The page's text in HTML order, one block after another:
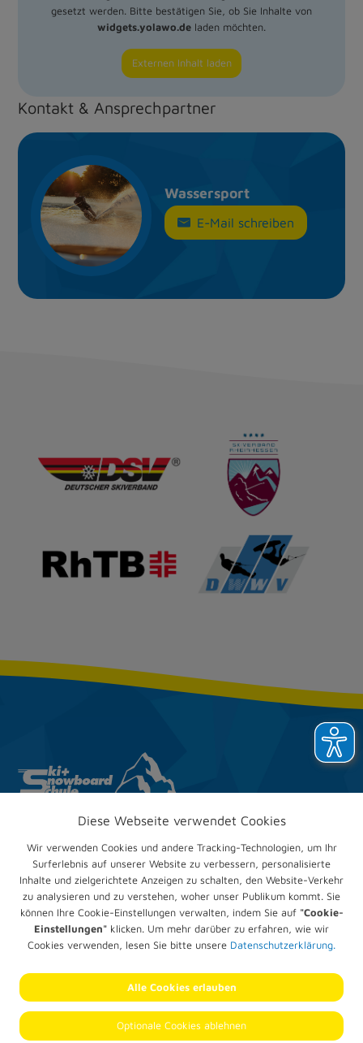
gesetzt werden. Bitte bestätigen Sie, ob Sie Inhalte von
widgets.yolawo.de laden möchten.
Externen Inhalt laden
Kontakt & Ansprechpartner
Wassersport
E-Mail schreiben
Im Mühlengrund 24
67551 Worms
Telefon:+49 (0) 6247 905836
E-Mail:verwaltung@trappenberg.com
Impressum
Cookie-Einstellungen
© 2026 SSC Trappenberg
Diese Webseite verwendet Cookies
Wir verwenden Cookies und andere Tracking-Technologien, um Ihr
Surferlebnis auf unserer Website zu verbessern, personalisierte
Inhalte und zielgerichtete Anzeigen zu schalten, den Website-Verkehr
zu analysieren und zu verstehen, woher unser Publikum kommt. Sie
können Ihre Cookie-Einstellungen verwalten, indem Sie auf "Cookie-
Einstellungen" klicken. Um mehr darüber zu erfahren, wie wir
Cookies verwenden, lesen Sie bitte unsere Datenschutzerklärung.
Alle Cookies erlauben
Optionale Cookies ablehnen